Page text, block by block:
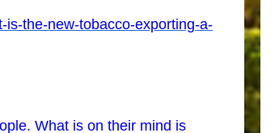
is-the-new-tobacco-exporting-a-
What is on their mind is